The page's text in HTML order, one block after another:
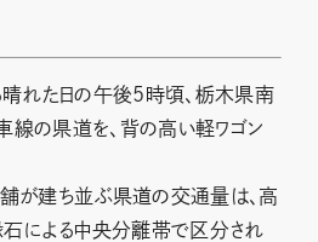
れた日の午後5時頃、栃木県南
の県道を、背の高い軽ワゴン
舗が建ち並ぶ県道の交通量は、高
による中央分離帯で区分され